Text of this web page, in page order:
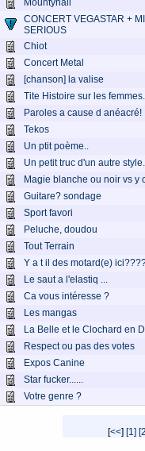
Mountyhall
CONCERT VEGASTAR +
SERIOUS
Chiot
Concert Metal
[chanson] la valise
Tite Histoire sur les
Paroles a cause d anéacré!
Tekos
Un ptit poème..
Un petit truc d'un autre
Magie blanche ou noir vs y
Guitare? sondage
Sport favori
Peluche, doudou
Tout Terrain
Y a t il des motard(e)
Le saut a l'elastiq ...
Ca vous intéresse ?
Les mangas
La Belle et le Clochard en
Respect ou pas des votes
Expos Canine
Star fucker......
Votre genre ?
[<<] [1]